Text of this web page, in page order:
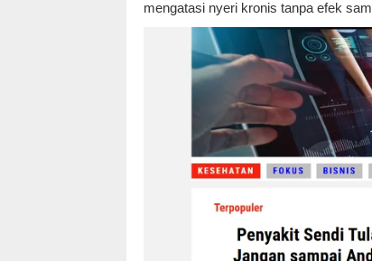
mengatasi nyeri kronis tanpa efek